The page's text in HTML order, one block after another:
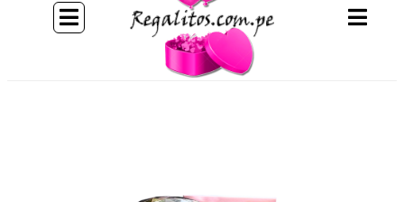
HAZTE MIEMBRO
Con más formas de desbloquear beneficios
emocionantes, este es su pase de acceso total a